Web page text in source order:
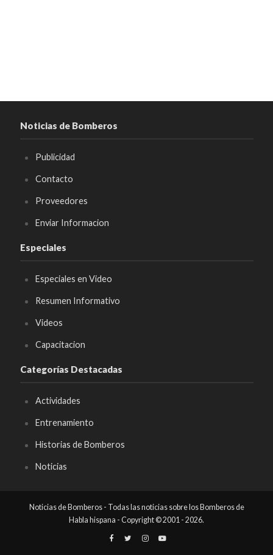
Noticias de Bomberos
Publicidad
Contacto
Proveedores
Enviar Informacion
Especiales
Especiales en Video
Resumen Informativo
Videos
Capacitacion
Categorías Destacadas
Actividades
Entrenamiento
Historias de Bomberos
Noticias
Noticias de Bomberos - Todas las noticias sobre los Bomberos de
Habla hispana - Copyright © 2001 - 2026.